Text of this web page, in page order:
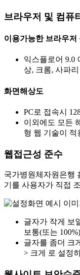
브라우저 및 컴퓨
이용가능한 브라우저
익스플로어 9.0
상, 크롬, 사파리
화면해상도
PC로 접속시
이외에도 모든
형 웹 기술이 적
웹접근성 준수
국가병원체자원은행
기를 사용자가 직접
글자가 작게 보
보통(또는
글자를 좀더 크
> 크게 로 설정